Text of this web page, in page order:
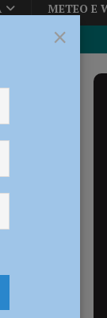
METEO E
sfida
×